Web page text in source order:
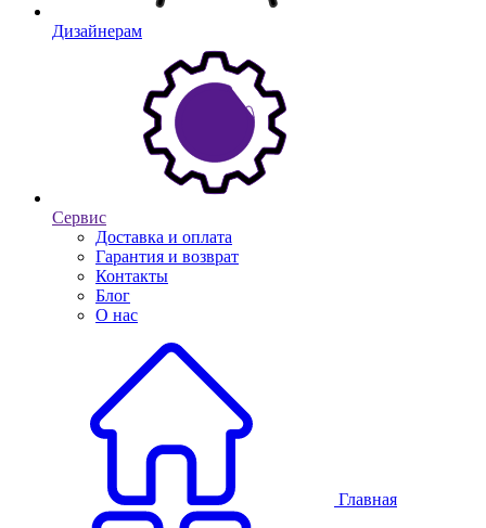
Дизайнерам
Сервис
Доставка и оплата
Гарантия и возврат
Контакты
Блог
О нас
Главная